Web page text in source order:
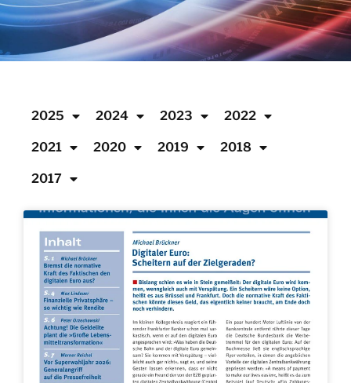
2025 2024 2023 2022
2021 2020 2019 2018
2017